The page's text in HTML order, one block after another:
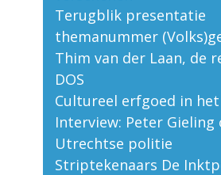
Terugblik presentatie
themanummer
Thim van der Laan, de
DOS
Cultureel erfgoed in het
Interview: Peter Gieling
Utrechtse politie
Striptekenaars De